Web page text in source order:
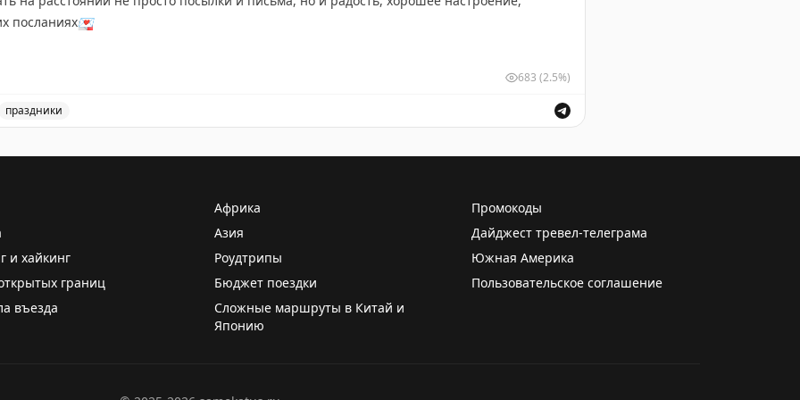
посланиях💌
683 (2.5%)
праздники
Африка
Промокоды
Азия
Дайджест тревел-телеграма
и хайкинг Роудтрипы
Южная Америка
границ Бюджет поездки
Пользовательское соглашение
въезда
Сложные маршруты в Китай и
Японию